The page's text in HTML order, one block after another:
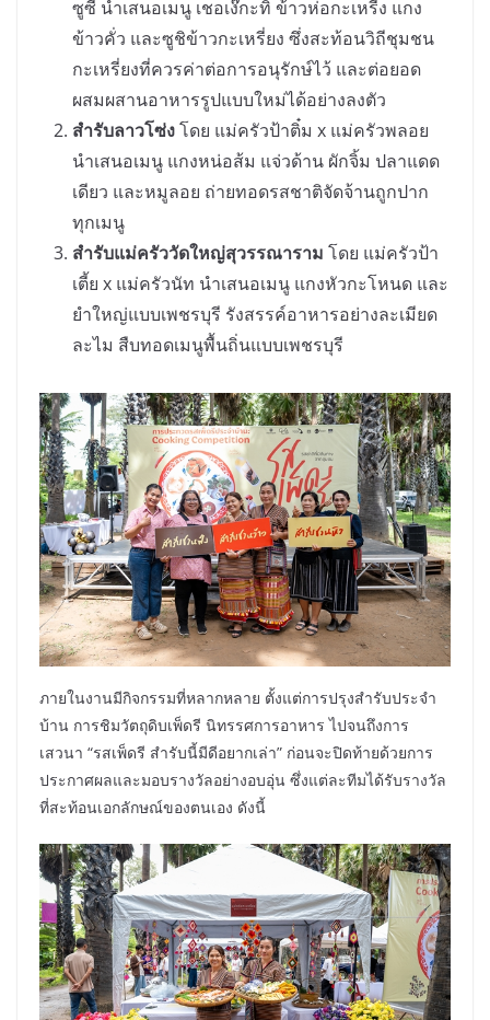
ซูซี่ นำเสนอเมนู เชอเง๊กะทิ ข้าวห่อกะเหรี่ง แกง
ข้าวคั่ว และซูชิข้าวกะเหรี่ยง ซึ่งสะท้อนวิถีชุมชน
กะเหรี่ยงที่ควรค่าต่อการอนุรักษ์ไว้ และต่อยอด
ผสมผสานอาหารรูปแบบใหม่ได้อย่างลงตัว
สำรับลาวโซ่งโดย แม่ครัวป้าติ๋ม x แม่ครัวพลอย
นำเสนอเมนู แกงหน่อส้ม แจ่วด้าน ผักจิ้ม ปลาแดด
เดียว และหมูลอย ถ่ายทอดรสชาติจัดจ้านถูกปาก
ทุกเมนู
สำรับแม่ครัววัดใหญ่สุวรรณาราม โดย แม่ครัวป้า
เตี้ย x แม่ครัวนัท นำเสนอเมนู แกงหัวกะโหนด และ
ยำใหญ่แบบเพชรบุรี รังสรรค์อาหารอย่างละเมียด
ละไม สืบทอดเมนูพื้นถิ่นแบบเพชรบุรี
ภายในงานมีกิจกรรมที่หลากหลาย ตั้งแต่การปรุงสำรับประจำ
บ้าน การชิมวัตถุดิบเพ็ดรี นิทรรศการอาหาร ไปจนถึงการ
เสวนา “รสเพ็ดรี สำรับนี้มีดีอยากเล่า” ก่อนจะปิดท้ายด้วยการ
ประกาศผลและมอบรางวัลอย่างอบอุ่น ซึ่งแต่ละทีมได้รับรางวัล
ที่สะท้อนเอกลักษณ์ของตนเอง ดังนี้